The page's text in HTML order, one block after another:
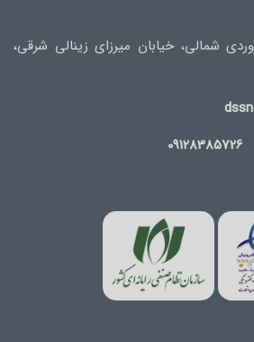
شمالی، خیابان میرزای زینالی شرقی،
09128385726